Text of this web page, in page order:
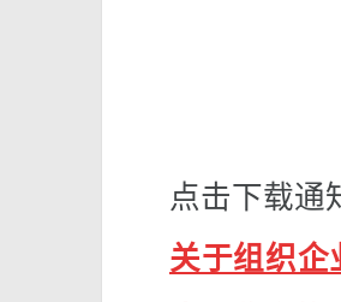
点击下载通
关于组织企